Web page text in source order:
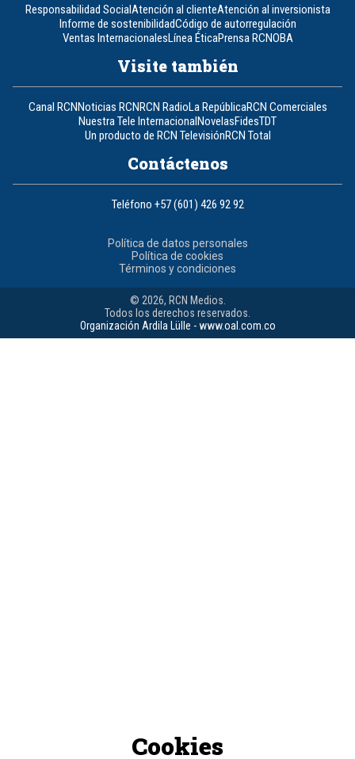
Responsabilidad SocialAtención al clienteAtención al inversionista
Informe de sostenibilidadCódigo de autorregulación
Ventas InternacionalesLínea ÉticaPrensa RCNOBA
Visite también
Canal RCNNoticias RCNRCN RadioLa RepúblicaRCN Comerciales
Nuestra Tele InternacionalNovelasFidesTDT
Un producto de RCN TelevisiónRCN Total
Contáctenos
Teléfono +57 (601) 426 92 92
Política de datos personales
Política de cookies
Términos y condiciones
© 2026, RCN Medios.
Todos los derechos reservados.
Organización Ardila Lülle - www.oal.com.co
Cookies